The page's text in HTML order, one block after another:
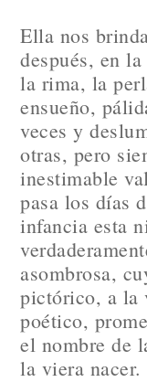
Ella nos
después, en
la rima, la
ensueño,
veces y
otras, pero
inestimable
pasa los días
infancia esta
asombrosa,
pictórico, a la
poético,
el nombre de
la viera nacer.